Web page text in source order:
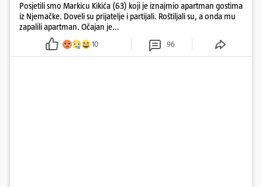
Posjetili smo Markicu Kikića (63) koji je iznajmio apartman gostima
iz Njemačke. Doveli su prijatelje i partijali. Roštiljali su, a onda mu
zapalili apartman. Očajan je...
10 96